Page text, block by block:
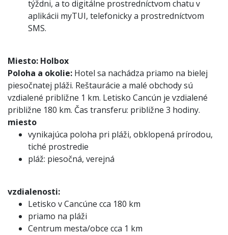
týždni, a to digitálne prostredníctvom chatu v
aplikácii myTUI, telefonicky a prostredníctvom
SMS.
Miesto: Holbox
Poloha a okolie: Hotel sa nachádza priamo na bielej
piesočnatej pláži. Reštaurácie a malé obchody sú
vzdialené približne 1 km. Letisko Cancún je vzdialené
približne 180 km. Čas transferu: približne 3 hodiny.
miesto
vynikajúca poloha pri pláži, obklopená prírodou,
tiché prostredie
pláž: piesočná, verejná
vzdialenosti:
Letisko v Cancúne cca 180 km
priamo na pláži
Centrum mesta/obce cca 1 km